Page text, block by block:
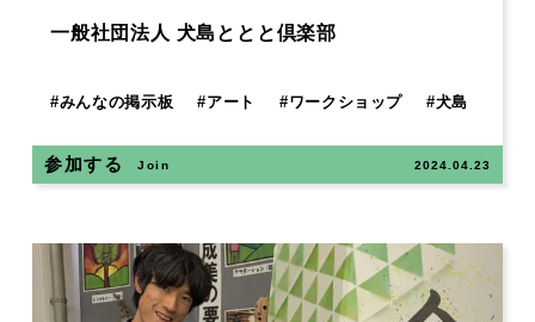
一般社団法人 犬島ととと倶楽部
#みんなの掲示板 #アート #ワークショップ #犬島
参加する Join 2024.04.23